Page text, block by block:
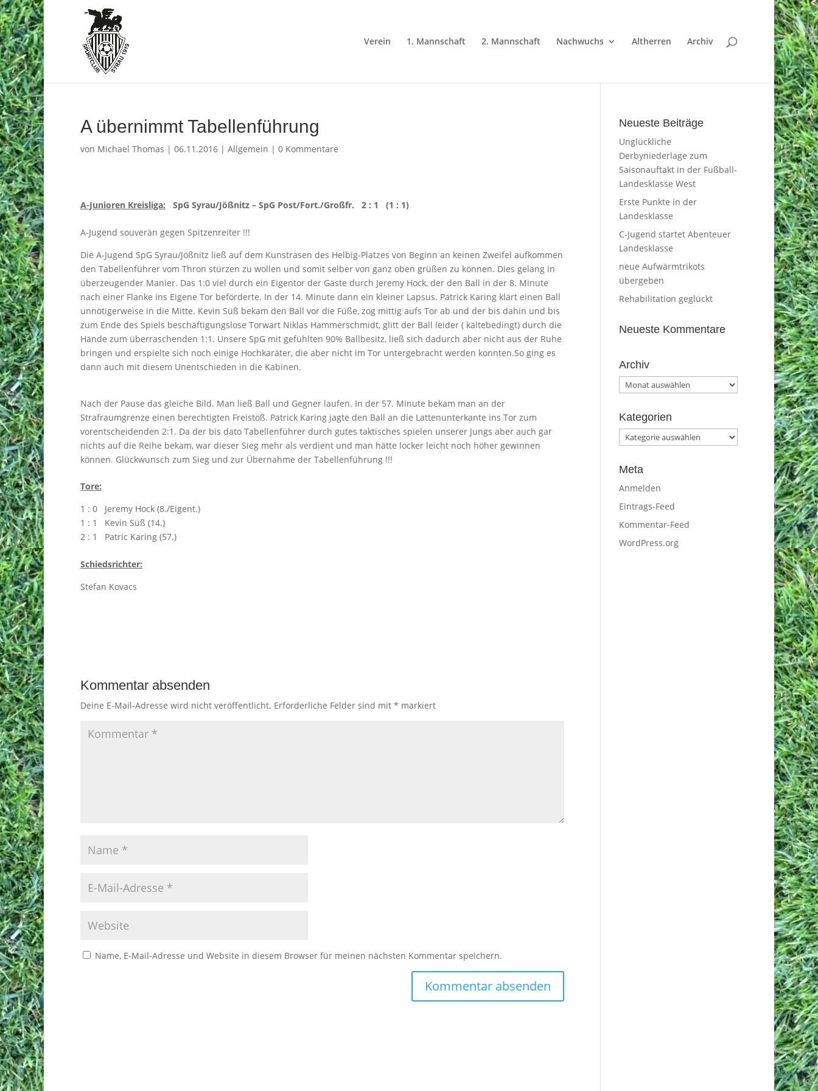
Verein 1. Mannschaft 2. Mannschaft Nachwuchs Altherren Archiv
A übernimmt Tabellenführung
von Michael Thomas | 06.11.2016 | Allgemein | 0 Kommentare
A-Junioren Kreisliga: SpG Syrau/Jößnitz – SpG Post/Fort./Großfr. 2 : 1 (1 : 1)
A-Jugend souverän gegen Spitzenreiter !!!
Die A-Jugend SpG Syrau/Jößnitz ließ auf dem Kunstrasen des Helbig-Platzes von Beginn an keinen Zweifel aufkommen
den Tabellenführer vom Thron stürzen zu wollen und somit selber von ganz oben grüßen zu können. Dies gelang in
überzeugender Manier. Das 1:0 viel durch ein Eigentor der Gäste durch Jeremy Hock, der den Ball in der 8. Minute
nach einer Flanke ins Eigene Tor beförderte. In der 14. Minute dann ein kleiner Lapsus. Patrick Karing klärt einen Ball
unnötigerweise in die Mitte. Kevin Süß bekam den Ball vor die Füße, zog mittig aufs Tor ab und der bis dahin und bis
zum Ende des Spiels beschäftigungslose Torwart Niklas Hammerschmidt, glitt der Ball leider ( kältebedingt) durch die
Hände zum überraschenden 1:1. Unsere SpG mit gefühlten 90% Ballbesitz, ließ sich dadurch aber nicht aus der Ruhe
bringen und erspielte sich noch einige Hochkaräter, die aber nicht im Tor untergebracht werden konnten.So ging es
dann auch mit diesem Unentschieden in die Kabinen.
Nach der Pause das gleiche Bild. Man ließ Ball und Gegner laufen. In der 57. Minute bekam man an der
Strafraumgrenze einen berechtigten Freistoß. Patrick Karing jagte den Ball an die Lattenunterkante ins Tor zum
vorentscheidenden 2:1. Da der bis dato Tabellenführer durch gutes taktisches spielen unserer Jungs aber auch gar
nichts auf die Reihe bekam, war dieser Sieg mehr als verdient und man hätte locker leicht noch höher gewinnen
können. Glückwunsch zum Sieg und zur Übernahme der Tabellenführung !!!
Tore:
1 : 0 Jeremy Hock (8./Eigent.)
1 : 1 Kevin Süß (14.)
2 : 1 Patric Karing (57.)
Schiedsrichter:
Stefan Kovacs
Kommentar absenden
Deine E-Mail-Adresse wird nicht veröffentlicht. Erforderliche Felder sind mit * markiert
Name, E-Mail-Adresse und Website in diesem Browser für meinen nächsten Kommentar speichern.
Neueste Beiträge
Unglückliche
Derbyniederlage zum
Saisonauftakt in der Fußball-
Landesklasse West
Erste Punkte in der
Landesklasse
C-Jugend startet Abenteuer
Landesklasse
neue Aufwärmtrikots
übergeben
Rehabilitation geglückt
Neueste Kommentare
Archiv
Archiv
Kategorien
Kategorien
Meta
Anmelden
Eintrags-Feed
Kommentar-Feed
WordPress.org